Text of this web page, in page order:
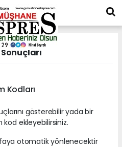
Kodları
gösterebilir yada bir
ekleyebilirsiniz.
otomatik yönlenecektir